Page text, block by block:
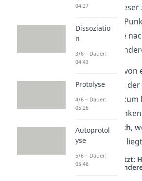
Indikator
ein.
entscheidenden
Farbumschlag
. Je
sich jedoch ein
Bei der Titration
Säure kommt oft
Phenolphtalein
zum
nämlich einen
basischen Bereich,
Äquivalenzpunkt
Studyflix vernetzt:
einem
04:27
Dissoziatio
n
3/6 – Dauer:
04:43
Protolyse
4/6 – Dauer:
05:26
Autoprotol
yse
5/6 – Dauer:
05:46